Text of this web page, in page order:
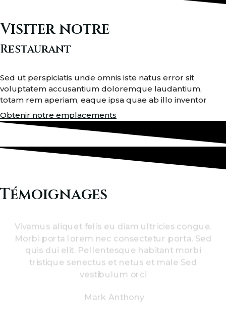
Visiter notre
Restaurant
Sed ut perspiciatis unde omnis iste natus error sit
voluptatem accusantium doloremque laudantium,
totam rem aperiam, eaque ipsa quae ab illo inventor
Obtenir notre emplacements
Témoignages
Vivamus aliquet felis eu diam ultricies congue.
Morbi porta lorem nec consectetur porta. Sed
quis dui elit. Pellentesque habitant morbi
tristique senectus et netus et male Sed
vestibulum orci
Mark Anthony